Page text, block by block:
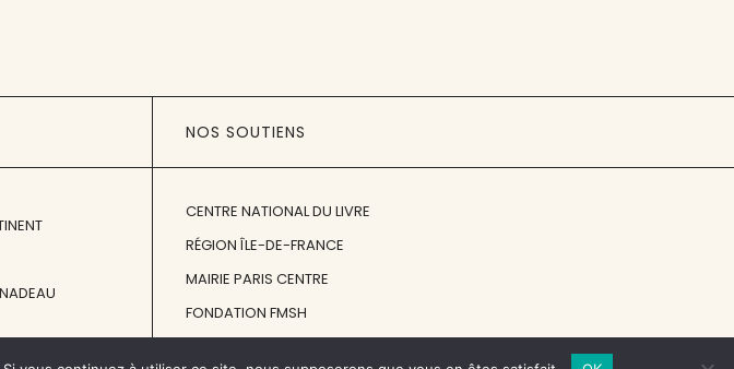
NOS SOUTIENS
CENTRE NATIONAL DU LIVRE
RÉGION ÎLE-DE-FRANCE
MAIRIE PARIS CENTRE
FONDATION FMSH